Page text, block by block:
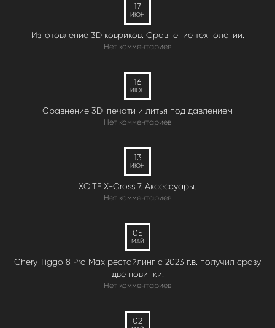
17
ИЮН
Изготовление 3D ковриков. Сравнение технологий.
Нет комментариев
16
ИЮН
Сравнение 3D-печати и литья под давлением
Нет комментариев
13
ИЮН
XCITE X-Cross 7. Аксессуары.
Нет комментариев
05
МАЙ
Chery Tiggo 8 Pro Max рестайлинг с 2023 г.в. получил сразу
две новинки.
Нет комментариев
02